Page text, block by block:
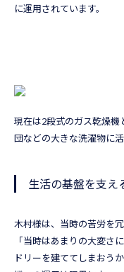
に運用されています。
現在は2段式のガス乾燥
団などの大きな洗濯物に活
生活の基盤を支え
木村様は、当時の苦労を
「当時はあまりの大変さ
ドリーを建ててしまおう